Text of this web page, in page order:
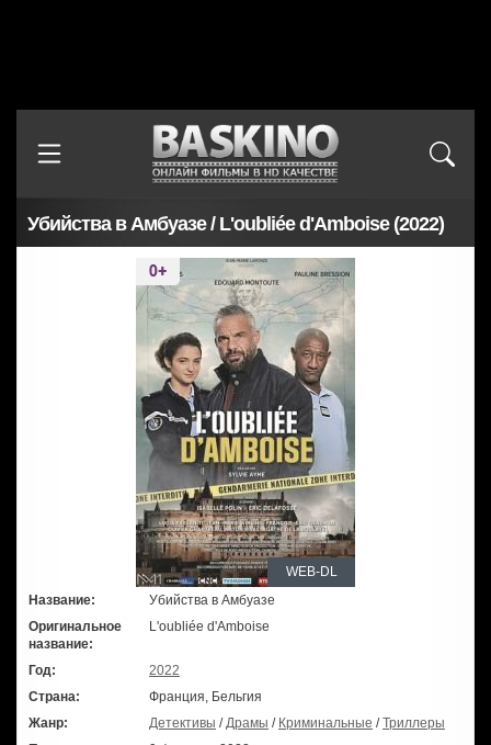
Убийства в Амбуазе / L'oubliée d'Amboise (2022)
WEB-DL
Название:
Убийства в Амбуазе
Оригинальное
название:
L'oubliée d'Amboise
Год:
2022
Страна:
Франция, Бельгия
Жанр:
Детективы /Драмы / Криминальные /Триллеры